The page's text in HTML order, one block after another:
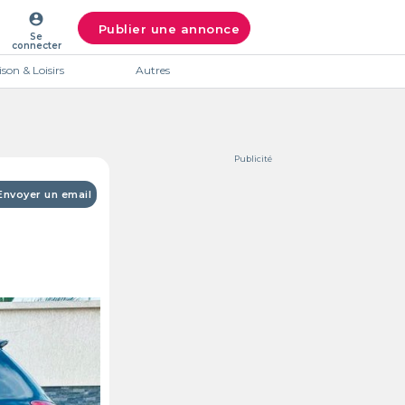
account_circle
Se
connecter
Publier une annonce
& Loisirs Autres
un email
Publicité